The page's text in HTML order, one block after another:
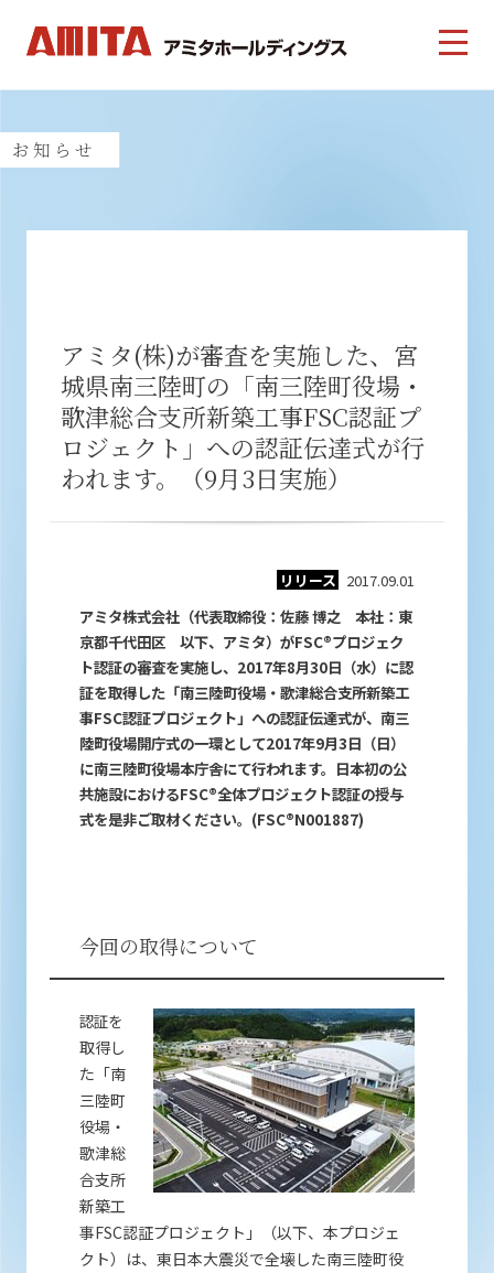
お知らせ
アミタ(株)が審査を実施した、宮
城県南三陸町の「南三陸町役場・
歌津総合支所新築工事FSC認証プ
ロジェクト」への認証伝達式が行
われます。（9月3日実施）
リリース 2017.09.01
アミタ株式会社（代表取締役：佐藤 博之 本社：東
京都千代田区 以下、アミタ）がFSC®プロジェク
ト認証の審査を実施し、2017年8月30日（水）に認
証を取得した「南三陸町役場・歌津総合支所新築工
事FSC認証プロジェクト」への認証伝達式が、南三
陸町役場開庁式の一環として2017年9月3日（日）
に南三陸町役場本庁舎にて行われます。日本初の公
共施設におけるFSC®全体プロジェクト認証の授与
式を是非ご取材ください。(FSC®N001887)
今回の取得について
認証を
取得し
た「南
三陸町
役場・
歌津総
合支所
新築工
事FSC認証プロジェクト」（以下、本プロジェ
クト）は、東日本大震災で全壊した南三陸町役